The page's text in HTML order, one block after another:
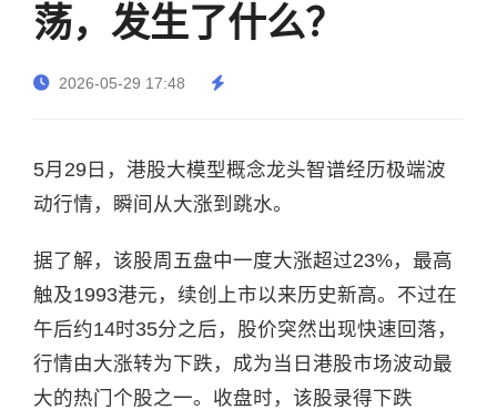
荡，发生了什么？
2026-05-29 17:48
5月29日，港股大模型概念龙头智谱经历极端波
动行情，瞬间从大涨到跳水。
据了解，该股周五盘中一度大涨超过23%，最高
触及1993港元，续创上市以来历史新高。不过在
午后约14时35分之后，股价突然出现快速回落，
行情由大涨转为下跌，成为当日港股市场波动最
大的热门个股之一。收盘时，该股录得下跌